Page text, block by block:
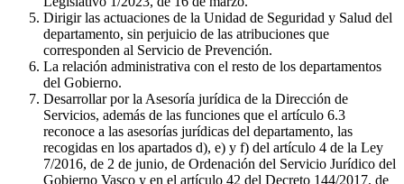
Dirigir las actuaciones de la Unidad de Seguridad y Salud del
departamento, sin perjuicio de las atribuciones que
corresponden al Servicio de Prevención.
La relación administrativa con el resto de los departamentos
del Gobierno.
Desarrollar por la Asesoría jurídica de la Dirección de
Servicios, además de las funciones que el artículo 6.3
reconoce a las asesorías jurídicas del departamento, las
recogidas en los apartados d), e) y f) del artículo 4 de la Ley
7/2016, de 2 de junio, de Ordenación del Servicio Jurídico del
Gobierno Vasco y en el artículo 42 del Decreto 144/2017, de